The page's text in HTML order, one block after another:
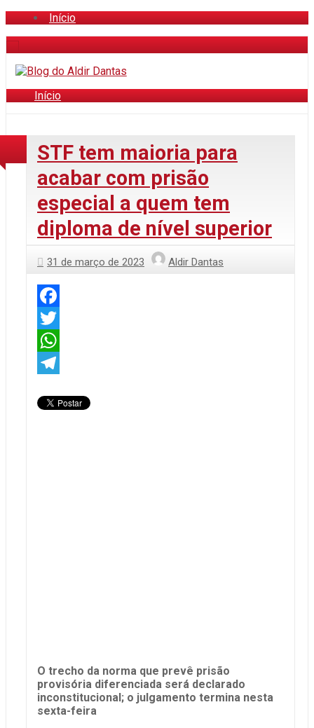
Início
Início
STF tem maioria para
acabar com prisão
especial a quem tem
diploma de nível superior
31 de março de 2023 Aldir Dantas
Facebook
Twitter
WhatsApp
O trecho da norma que prevê prisão
provisória diferenciada será declarado
inconstitucional; o julgamento termina nesta
sexta-feira